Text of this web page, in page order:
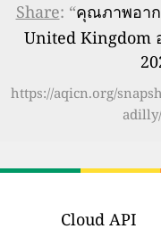
Share: “คุณภาพอาก
United Kingdom
https://aqicn.org/
Cloud API